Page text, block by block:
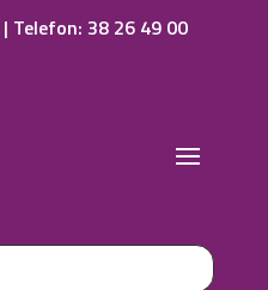
| Telefon: 38 26 49 00